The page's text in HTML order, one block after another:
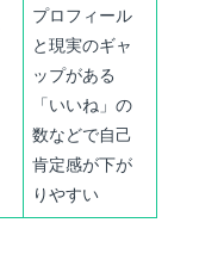
プロフィール
と現実のギャ
ップがある
「いいね」の
数などで自己
肯定感が下が
りやすい